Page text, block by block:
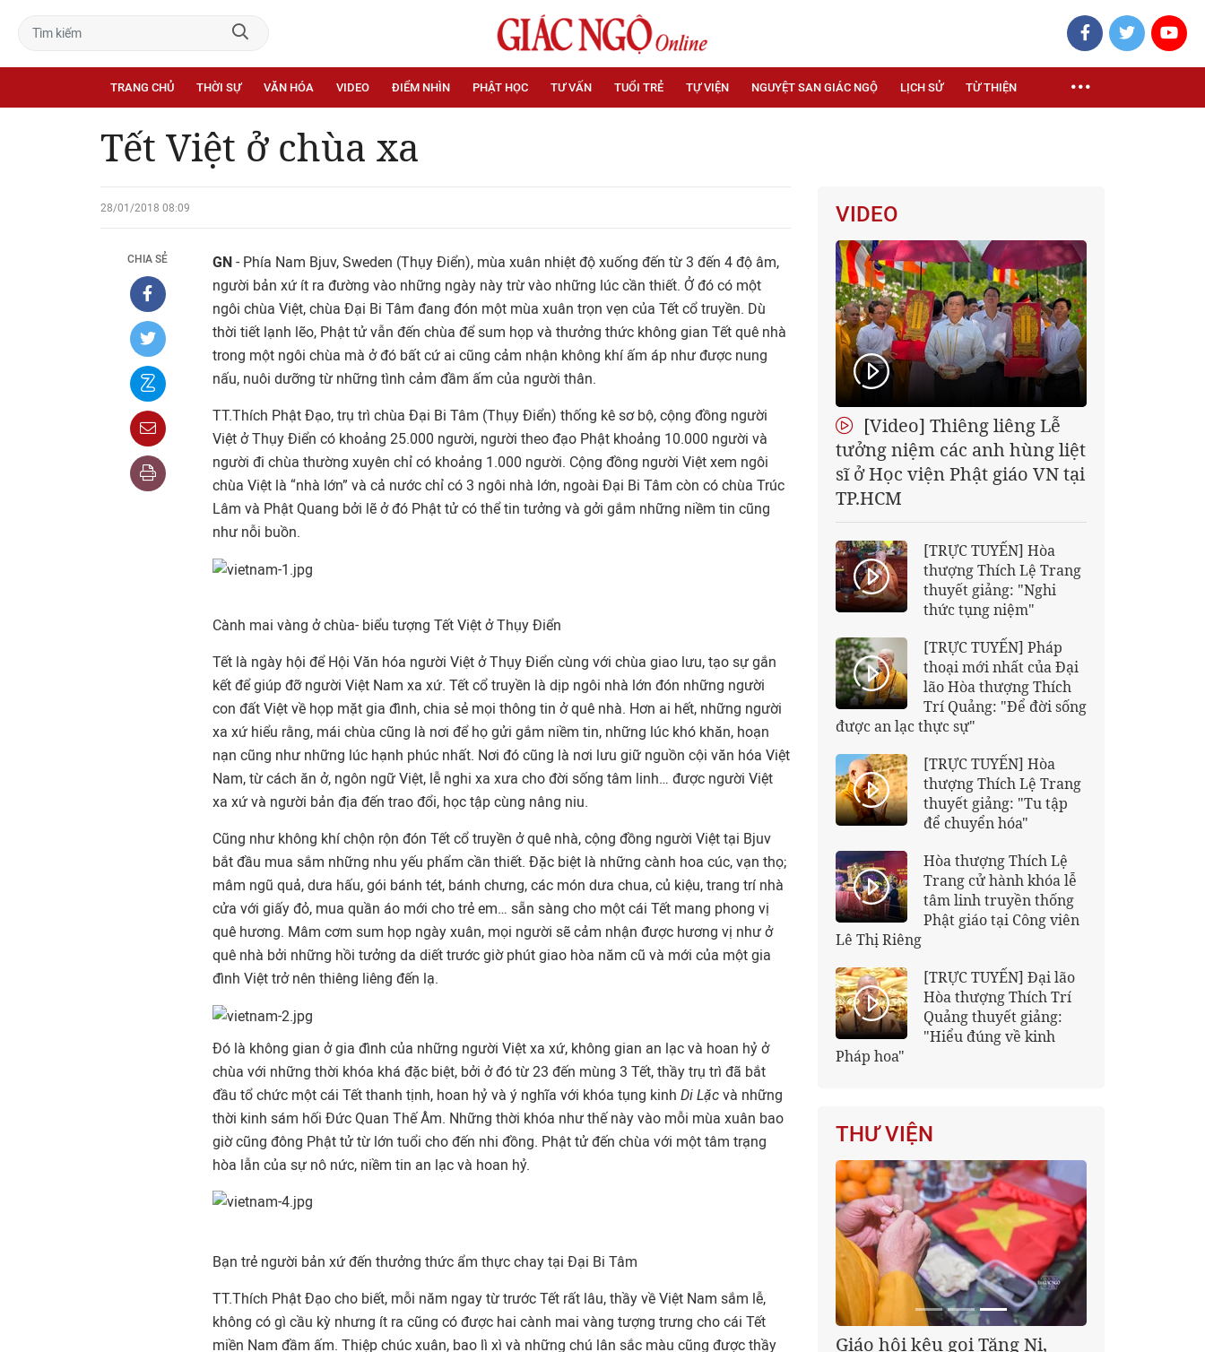
TRANG CHỦ THỜI SỰ VĂN HÓA VIDEO ĐIỂM NHÌN PHẬT HỌC TƯ VẤN TUỔI TRẺ TỰ VIỆN NGUYỆT SAN GIÁC NGỘ LỊCH SỬ TỪ THIỆN
Tết Việt ở chùa xa
28/01/2018 08:09
CHIA SẺ GN - Phía Nam Bjuv, Sweden (Thụy Điển), mùa xuân nhiệt độ xuống đến từ 3 đến 4 độ âm,
người bản xứ ít ra đường vào những ngày này trừ vào những lúc cần thiết. Ở đó có một
ngôi chùa Việt, chùa Đại Bi Tâm đang đón một mùa xuân trọn vẹn của Tết cổ truyền. Dù
thời tiết lạnh lẽo, Phật tử vẫn đến chùa để sum họp và thưởng thức không gian Tết quê nhà
trong một ngôi chùa mà ở đó bất cứ ai cũng cảm nhận không khí ấm áp như được nung
nấu, nuôi dưỡng từ những tình cảm đầm ấm của người thân.
TT.Thích Phật Đạo, trụ trì chùa Đại Bi Tâm (Thụy Điển) thống kê sơ bộ, cộng đồng người
Việt ở Thụy Điển có khoảng 25.000 người, người theo đạo Phật khoảng 10.000 người và
người đi chùa thường xuyên chỉ có khoảng 1.000 người. Cộng đồng người Việt xem ngôi
chùa Việt là “nhà lớn” và cả nước chỉ có 3 ngôi nhà lớn, ngoài Đại Bi Tâm còn có chùa Trúc
Lâm và Phật Quang bởi lẽ ở đó Phật tử có thể tin tưởng và gởi gắm những niềm tin cũng
như nỗi buồn.
Cành mai vàng ở chùa- biểu tượng Tết Việt ở Thụy Điển
Tết là ngày hội để Hội Văn hóa người Việt ở Thụy Điển cùng với chùa giao lưu, tạo sự gắn
kết để giúp đỡ người Việt Nam xa xứ. Tết cổ truyền là dịp ngôi nhà lớn đón những người
con đất Việt về họp mặt gia đình, chia sẻ mọi thông tin ở quê nhà. Hơn ai hết, những người
xa xứ hiểu rằng, mái chùa cũng là nơi để họ gửi gắm niềm tin, những lúc khó khăn, hoạn
nạn cũng như những lúc hạnh phúc nhất. Nơi đó cũng là nơi lưu giữ nguồn cội văn hóa Việt
Nam, từ cách ăn ở, ngôn ngữ Việt, lễ nghi xa xưa cho đời sống tâm linh… được người Việt
xa xứ và người bản địa đến trao đổi, học tập cùng nâng niu.
Cũng như không khí chộn rộn đón Tết cổ truyền ở quê nhà, cộng đồng người Việt tại Bjuv
bắt đầu mua sắm những nhu yếu phẩm cần thiết. Đặc biệt là những cành hoa cúc, vạn thọ;
mâm ngũ quả, dưa hấu, gói bánh tét, bánh chưng, các món dưa chua, củ kiệu, trang trí nhà
cửa với giấy đỏ, mua quần áo mới cho trẻ em… sẵn sàng cho một cái Tết mang phong vị
quê hương. Mâm cơm sum họp ngày xuân, mọi người sẽ cảm nhận được hương vị như ở
quê nhà bởi những hồi tưởng da diết trước giờ phút giao hòa năm cũ và mới của một gia
đình Việt trở nên thiêng liêng đến lạ.
Đó là không gian ở gia đình của những người Việt xa xứ, không gian an lạc và hoan hỷ ở
chùa với những thời khóa khá đặc biệt, bởi ở đó từ 23 đến mùng 3 Tết, thầy trụ trì đã bắt
đầu tổ chức một cái Tết thanh tịnh, hoan hỷ và ý nghĩa với khóa tụng kinh Di Lặc và những
thời kinh sám hối Đức Quan Thế Âm. Những thời khóa như thế này vào mỗi mùa xuân bao
giờ cũng đông Phật tử từ lớn tuổi cho đến nhi đồng. Phật tử đến chùa với một tâm trạng
hòa lẫn của sự nô nức, niềm tin an lạc và hoan hỷ.
Bạn trẻ người bản xứ đến thưởng thức ẩm thực chay tại Đại Bi Tâm
TT.Thích Phật Đạo cho biết, mỗi năm ngay từ trước Tết rất lâu, thầy về Việt Nam sắm lễ,
không có gì cầu kỳ nhưng ít ra cũng có được hai cành mai vàng tượng trưng cho cái Tết
miền Nam đầm ấm. Thiệp chúc xuân, bao lì xì và những chú lân sắc màu cũng được thầy
VIDEO
[Video] Thiêng liêng Lễ
tưởng niệm các anh hùng liệt
sĩ ở Học viện Phật giáo VN tại
TP.HCM
[TRỰC TUYẾN] Hòa
thượng Thích Lệ Trang
thuyết giảng: "Nghi
thức tụng niệm"
[TRỰC TUYẾN] Pháp
thoại mới nhất của Đại
lão Hòa thượng Thích
Trí Quảng: "Để đời sống
được an lạc thực sự"
[TRỰC TUYẾN] Hòa
thượng Thích Lệ Trang
thuyết giảng: "Tu tập
để chuyển hóa"
Hòa thượng Thích Lệ
Trang cử hành khóa lễ
tâm linh truyền thống
Phật giáo tại Công viên
Lê Thị Riêng
[TRỰC TUYẾN] Đại lão
Hòa thượng Thích Trí
Quảng thuyết giảng:
"Hiểu đúng về kinh
Pháp hoa"
THƯ VIỆN
Đã có 25/34 tỉnh, thành phố